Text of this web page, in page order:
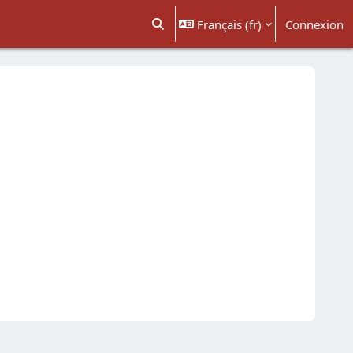
Activer/désactiver la saisie de
Français ‎(fr)‎ Connexion